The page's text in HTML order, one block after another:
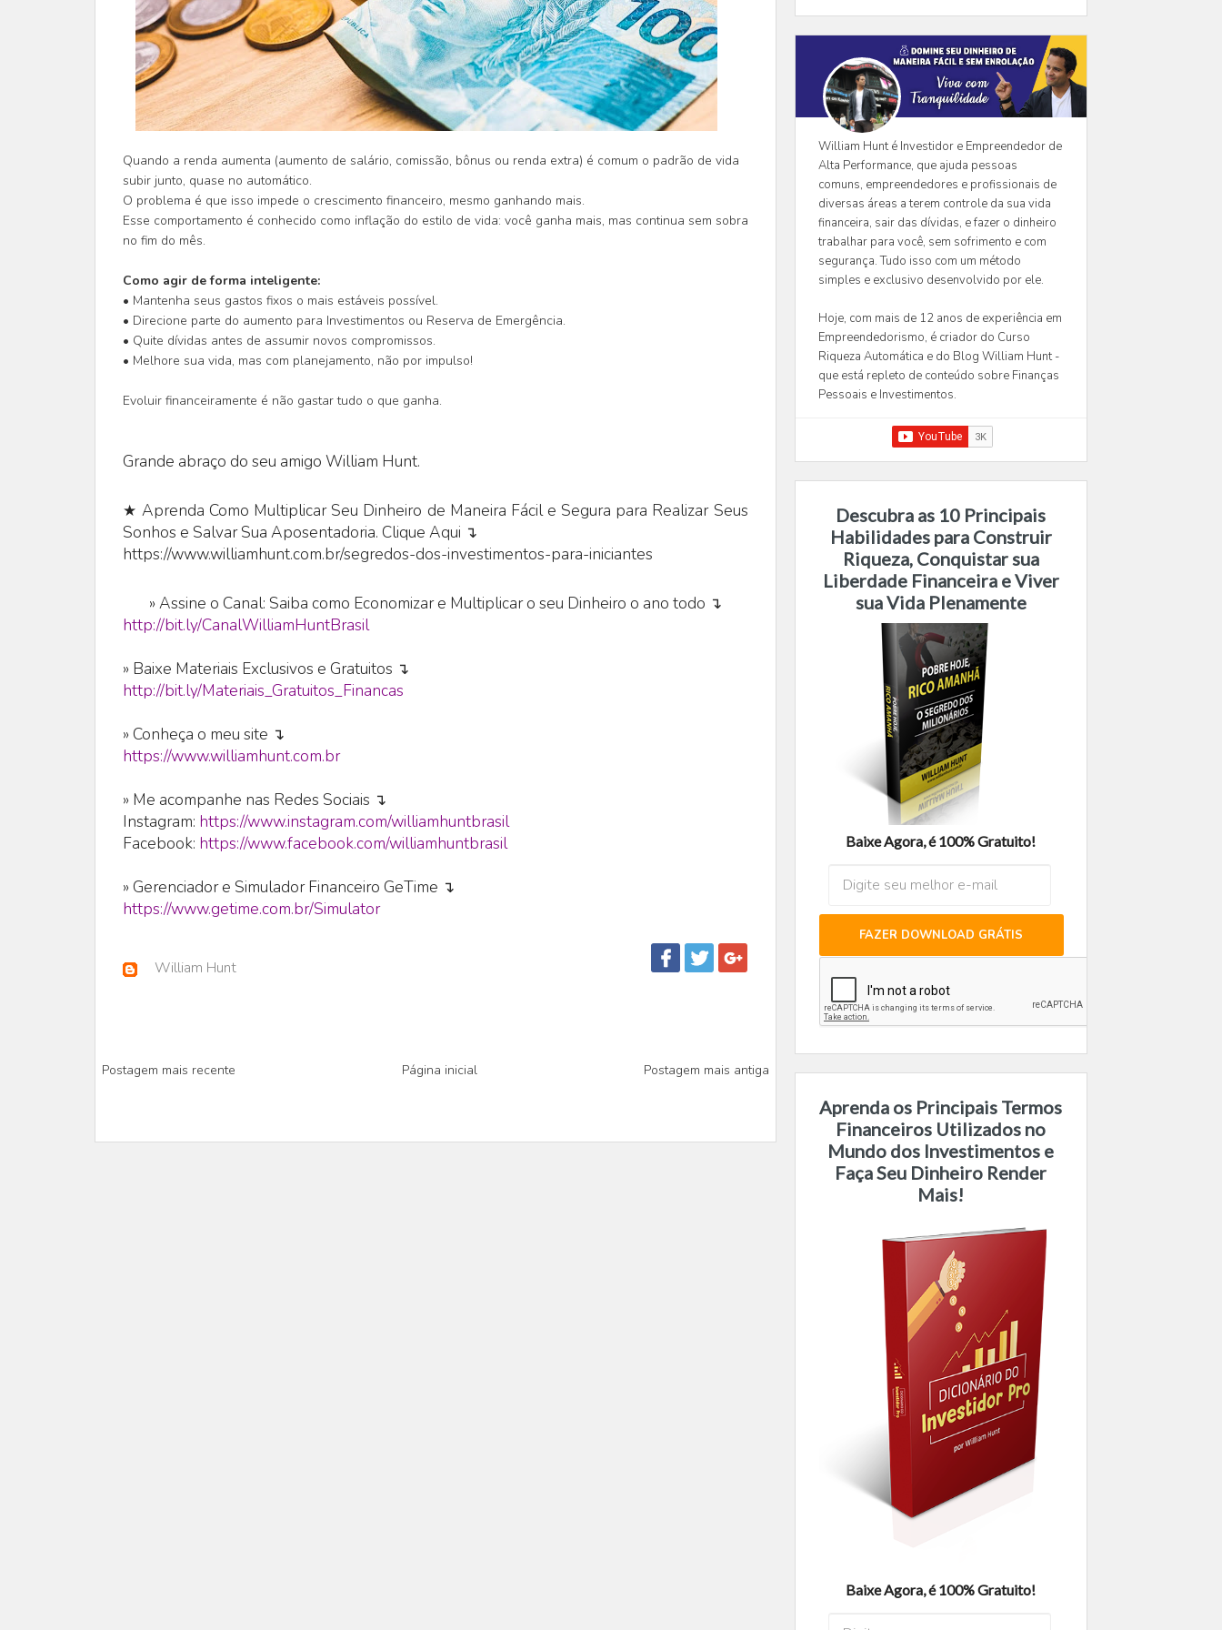
Quando a renda aumenta (aumento de salário, comissão, bônus ou renda extra) é comum o padrão de vida
subir junto, quase no automático.
O problema é que isso impede o crescimento financeiro, mesmo ganhando mais.
Esse comportamento é conhecido como inflação do estilo de vida: você ganha mais, mas continua sem sobra
no fim do mês.
Como agir de forma inteligente:
• Mantenha seus gastos fixos o mais estáveis possível.
• Direcione parte do aumento para Investimentos ou Reserva de Emergência.
• Quite dívidas antes de assumir novos compromissos.
• Melhore sua vida, mas com planejamento, não por impulso!
Evoluir financeiramente é não gastar tudo o que ganha.
Grande abraço do seu amigo William Hunt.
★ Aprenda Como Multiplicar Seu Dinheiro de Maneira Fácil e Segura para Realizar Seus
Sonhos e Salvar Sua Aposentadoria. Clique Aqui ↴
https://www.williamhunt.com.br/segredos-dos-investimentos-para-iniciantes
»Assine o Canal: Saiba como Economizar e Multiplicar o seu Dinheiro o ano todo ↴
http://bit.ly/CanalWilliamHuntBrasil
» Baixe Materiais Exclusivos e Gratuitos ↴
http://bit.ly/Materiais_Gratuitos_Financas
» Conheça o meu site ↴
https://www.williamhunt.com.br
» Me acompanhe nas Redes Sociais ↴
Instagram: https://www.instagram.com/williamhuntbrasil
Facebook: https://www.facebook.com/williamhuntbrasil
» Gerenciador e Simulador Financeiro GeTime ↴
https://www.getime.com.br/Simulator
William Hunt
Postagem mais recente Página inicial Postagem mais antiga
William Hunt é Investidor e Empreendedor de
Alta Performance, que ajuda pessoas
comuns, empreendedores e profissionais de
diversas áreas a terem controle da sua vida
financeira, sair das dívidas, e fazer o dinheiro
trabalhar para você, sem sofrimento e com
segurança. Tudo isso com um método
simples e exclusivo desenvolvido por ele.
Hoje, com mais de 12 anos de experiência em
Empreendedorismo, é criador do Curso
Riqueza Automática e do Blog William Hunt -
que está repleto de conteúdo sobre Finanças
Pessoais e Investimentos.
Descubra as 10 Principais
Habilidades para Construir
Riqueza, Conquistar sua
Liberdade Financeira e Viver
sua Vida Plenamente
Baixe Agora, é 100% Gratuito!
FAZER DOWNLOAD GRÁTIS
Aprenda os Principais Termos
Financeiros Utilizados no
Mundo dos Investimentos e
Faça Seu Dinheiro Render
Mais!
Baixe Agora, é 100% Gratuito!